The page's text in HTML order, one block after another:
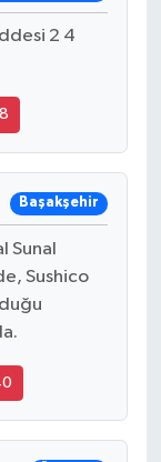
2 4
Başakşehir
Sunal
Sushico